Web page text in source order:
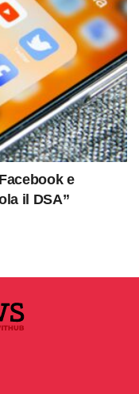
e
il DSA”